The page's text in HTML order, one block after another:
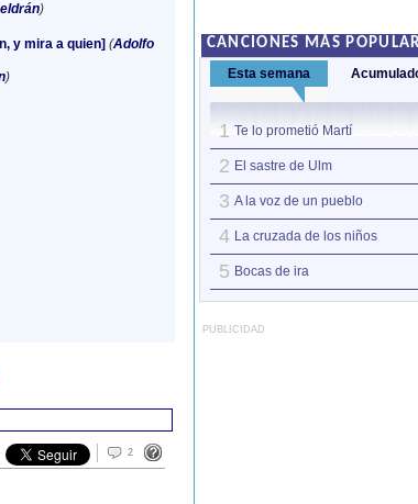
)
y mira a quien] (Adolfo
)
2
CANCIONES MÁS
Esta semana
1 Te lo prometió Martí
2 El sastre de Ulm
3 A la voz de un pueblo
4 La cruzada de los niños
5 Bocas de ira
PUBLICIDAD